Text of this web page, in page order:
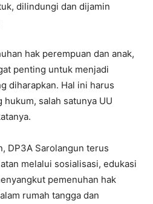
dilindungi dan dijamin
hak perempuan dan anak,
penting untuk menjadi
diharapkan. Hal ini harus
salah satunya UU
DP3A Sarolangun terus
melalui sosialisasi, edukasi
pemenuhan hak
rumah tangga dan